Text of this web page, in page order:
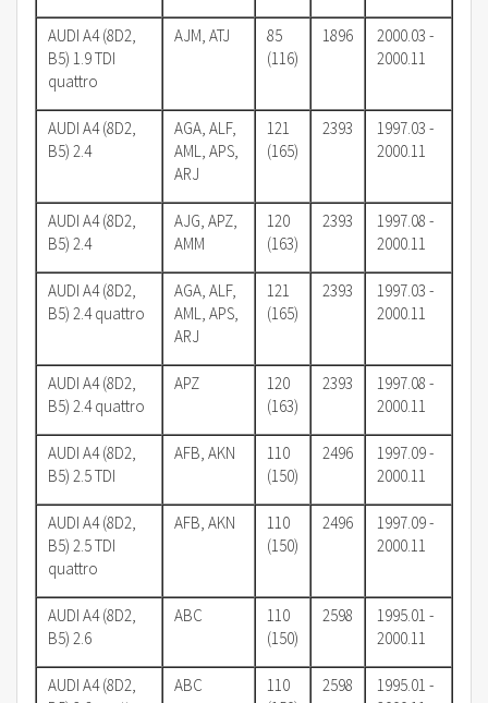
AUDI A4 (8D2,
B5) 1.9 TDI
quattro
AJM, ATJ
85
(116)
1896
2000.03 -
2000.11
AUDI A4 (8D2,
B5) 2.4
AGA, ALF,
AML, APS,
ARJ
121
(165)
2393
1997.03 -
2000.11
AUDI A4 (8D2,
B5) 2.4
AJG, APZ,
AMM
120
(163)
2393
1997.08 -
2000.11
AUDI A4 (8D2,
B5) 2.4 quattro
AGA, ALF,
AML, APS,
ARJ
121
(165)
2393
1997.03 -
2000.11
AUDI A4 (8D2,
B5) 2.4 quattro
APZ
120
(163)
2393
1997.08 -
2000.11
AUDI A4 (8D2,
B5) 2.5 TDI
AFB, AKN
110
(150)
2496
1997.09 -
2000.11
AUDI A4 (8D2,
B5) 2.5 TDI
quattro
AFB, AKN
110
(150)
2496
1997.09 -
2000.11
AUDI A4 (8D2,
B5) 2.6
ABC
110
(150)
2598
1995.01 -
2000.11
AUDI A4 (8D2,
ABC
110
2598
1995.01 -